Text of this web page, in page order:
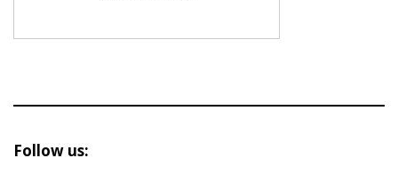
Follow us: